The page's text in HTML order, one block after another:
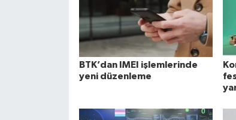
BTK’dan IMEI işlemlerinde
yeni düzenleme